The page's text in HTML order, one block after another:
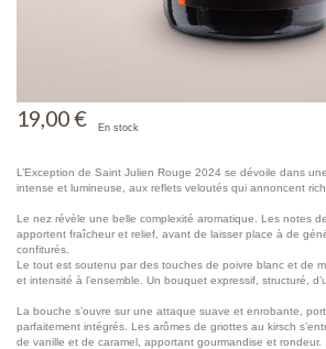
19,00 € En stock
L’Exception de Saint Julien Rouge 2024 se dévoile dans
intense et lumineuse, aux reflets veloutés qui annoncent
Le nez révèle une belle complexité aromatique. Les notes
apportent fraîcheur et relief, avant de laisser place à de
confiturés.
Le tout est soutenu par des touches de poivre blanc et de
et intensité à l’ensemble. Un bouquet expressif, structuré,
La bouche s’ouvre sur une attaque suave et enrobante,
parfaitement intégrés. Les arômes de griottes au kirsch
de vanille et de caramel, apportant gourmandise et rondeur.